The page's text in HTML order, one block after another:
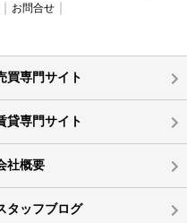
お問合せ
買専門サイト
貸専門サイト
社概要
タッフブログ